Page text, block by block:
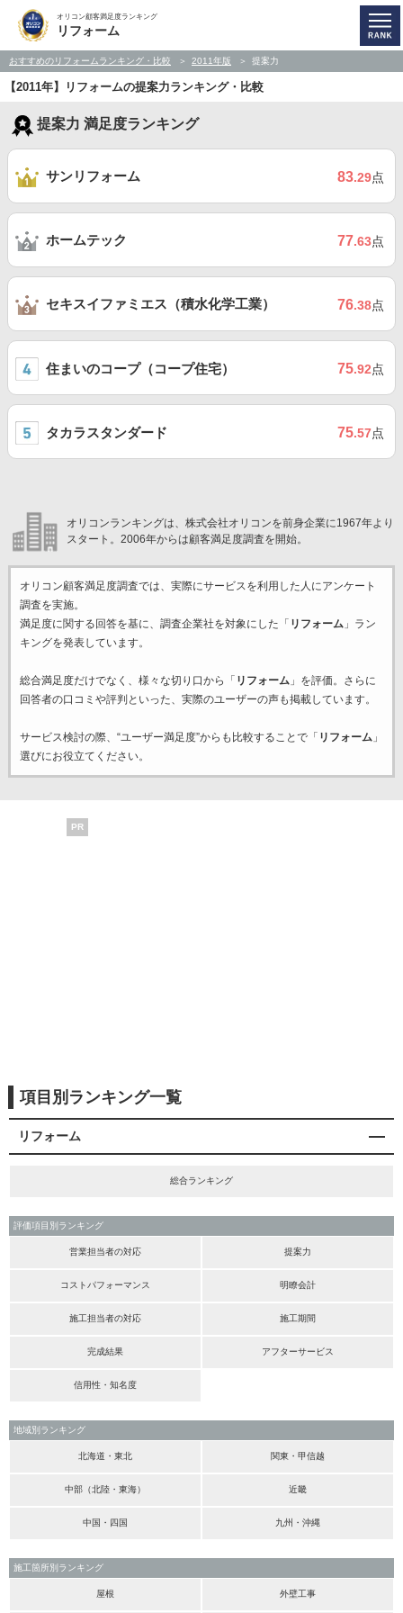
オリコン顧客満足度ランキング
リフォーム
おすすめのリフォームランキング・比較 2011年版 提案力
【2011年】リフォームの提案力ランキング・比較
提案力 満足度ランキング
サンリフォーム 83.29点
ホームテック 77.63点
セキスイファミエス（積水化学工業） 76.38点
住まいのコープ（コープ住宅） 75.92点
タカラスタンダード 75.57点
オリコンランキングは、株式会社オリコンを前身企業に1967年より
スタート。2006年からは顧客満足度調査を開始。
オリコン顧客満足度調査では、実際にサービスを利用した 人にアンケート
調査を実施。
満足度に関する回答を基に、調査企業社を対象にした「 リフォーム」ラン
キングを発表しています。
総合満足度だけでなく、様々な切り口から「 リフォーム」を評価。さらに
回答者の口コミや評判といった、実際のユーザーの声も掲載しています。
サービス検討の際、“ユーザー満足度”からも比較することで「 リフォーム」
選びにお役立てください。
PR
項目別ランキング一覧
リフォーム
総合ランキング
評価項目別ランキング
営業担当者の対応 提案力
コストパフォーマンス 明瞭会計
施工担当者の対応 施工期間
完成結果 アフターサービス
信用性・知名度
地域別ランキング
北海道・東北 関東・甲信越
中部（北陸・東海） 近畿
中国・四国 九州・沖縄
施工箇所別ランキング
屋根 外壁工事